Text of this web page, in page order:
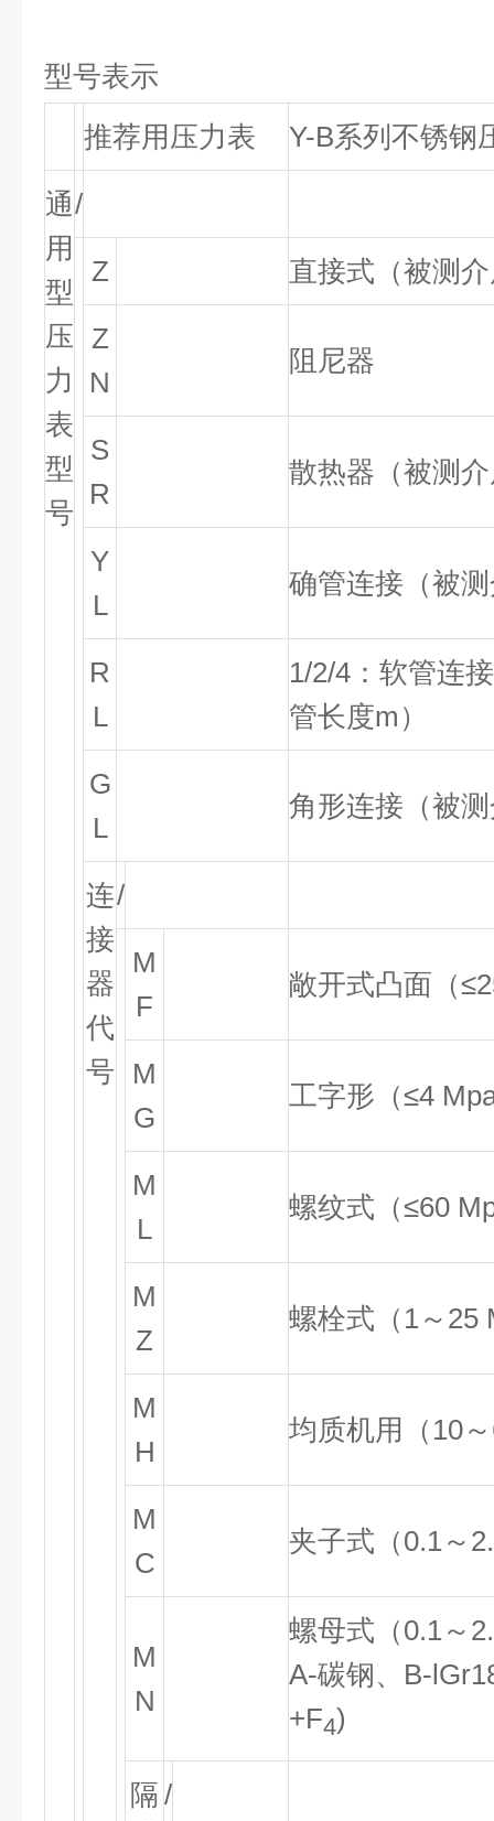
型号表示
推荐用压力表
Y-B系列不锈钢
通
用
型
压
力
表
型
号
/
Z 直接式（被测
Z
N
阻尼器
S
R
散热器（被测
Y
L
确管连接（被
R
L
1/2/4 ：软管连
管长度m ）
G
L
角形连接（被
连
接
器
代
号
/
M
F
敞开式凸面（≤
M
G
工字形（≤4
M
L
螺纹式（≤60
M
Z
螺栓式（ 1～ 25
M
H
均质机用（ 10～
M
C
夹子式（0.1～
M
N
螺母式（0.1～
A-碳钢、 B-
+F4)
隔 /